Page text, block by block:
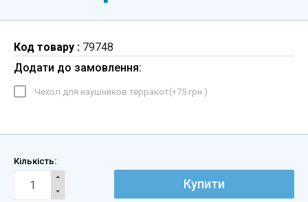
Код товару : 79748
Додати до замовлення:
Чехол для наушников терракот(+75 грн.)
Кількість:
Купити